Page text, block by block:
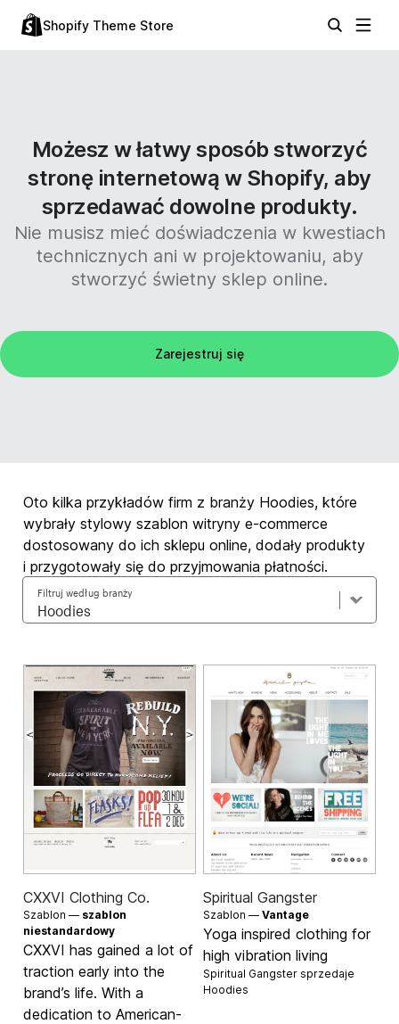
Shopify Theme Store
Możesz w łatwy sposób stworzyć
stronę internetową w Shopify, aby
sprzedawać dowolne produkty.
Nie musisz mieć doświadczenia w kwestiach
technicznych ani w projektowaniu, aby
stworzyć świetny sklep online.
Zarejestruj się
Oto kilka przykładów firm z branży Hoodies, które
wybrały stylowy szablon witryny e-commerce
dostosowany do ich sklepu online, dodały produkty
i przygotowały się do przyjmowania płatności.
Filtruj według branży
CXXVI Clothing Co.
Szablon — szablon
niestandardowy
CXXVI has gained a lot of
traction early into the
brand’s life. With a
dedication to American-
Spiritual Gangster
Szablon — Vantage
Yoga inspired clothing for
high vibration living
Spiritual Gangster sprzedaje
Hoodies